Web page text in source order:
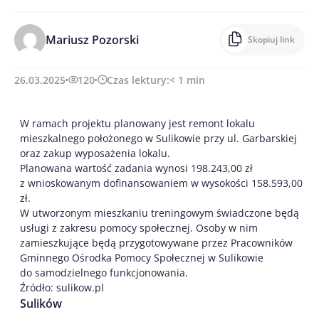
Mariusz Pozorski Skopiuj link
26.03.2025 120 Czas lektury:< 1 min
W ramach projektu planowany jest remont lokalu
mieszkalnego położonego w Sulikowie przy ul. Garbarskiej
oraz zakup wyposażenia lokalu.
Planowana wartość zadania wynosi 198.243,00 zł
z wnioskowanym dofinansowaniem w wysokości 158.593,00
zł.
W utworzonym mieszkaniu treningowym świadczone będą
usługi z zakresu pomocy społecznej. Osoby w nim
zamieszkujące będą przygotowywane przez Pracowników
Gminnego Ośrodka Pomocy Społecznej w Sulikowie
do samodzielnego funkcjonowania.
Źródło: sulikow.pl
Sulików